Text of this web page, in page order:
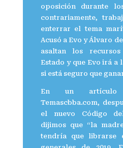
oposición durante
contrariamente,
enterrar el tema
Acusó a Evo y Álvaro
asaltan los
Estado y que Evo irá a
si está seguro que
En un artículo
Temascbba.com,
el nuevo Código
dijimos que “la
tendría que librarse